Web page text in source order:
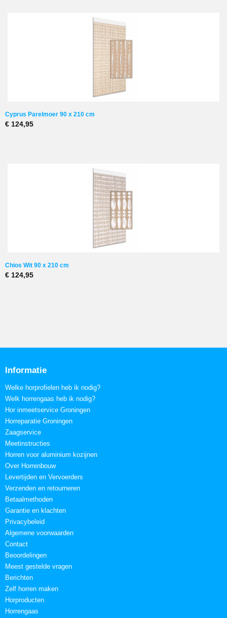
Cyprus Parelmoer 90 x 210 cm
€ 124,95
Chios Wit 90 x 210 cm
€ 124,95
Informatie
Welke horprofielen heb ik nodig?
Welk horrengaas heb ik nodig?
Hor inmeetservice Groningen
Horreparatie Groningen
Zaagservice
Meetinstructies
Horren voor aluminium kozijnen
Over Horrenbouw
Levertijden en Vervoerders
Verzenden en retourneren
Betaalmethoden
Garantie en klachten
Privacybeleid
Algemene voorwaarden
Contact
Beoordelingen
Meest gestelde vragen
Berichten
Zelf horren maken
Horproducten
Horrengaas